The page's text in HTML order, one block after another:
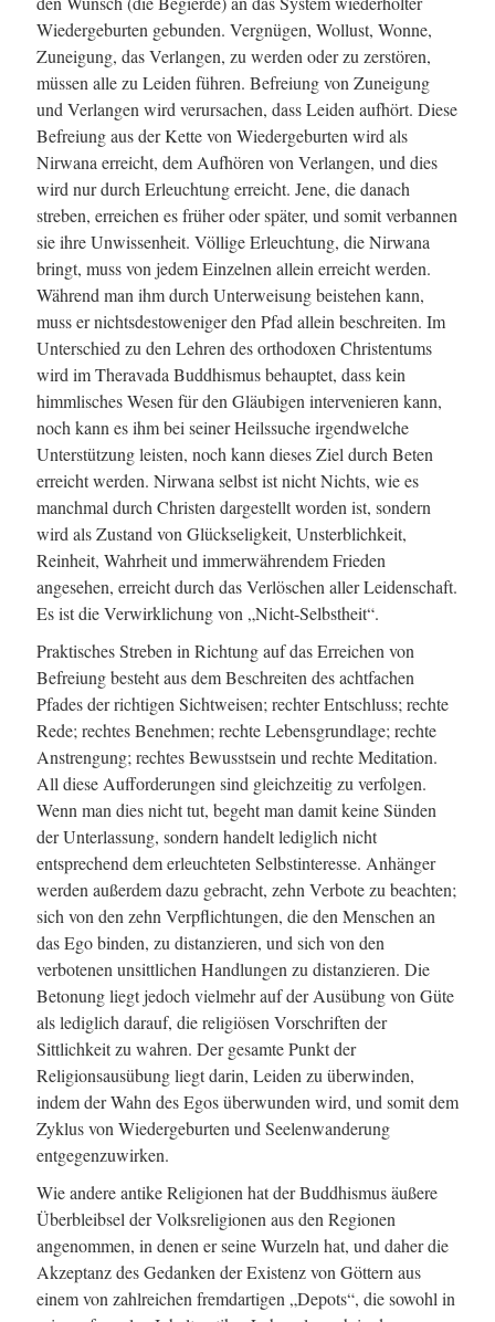
Wiedergeburten gebunden. Vergnügen, Wollust, Wonne,
Zuneigung, das Verlangen, zu werden oder zu zerstören,
müssen alle zu Leiden führen. Befreiung von Zuneigung
und Verlangen wird verursachen, dass Leiden aufhört. Diese
Befreiung aus der Kette von Wiedergeburten wird als
Nirwana erreicht, dem Aufhören von Verlangen, und dies
wird nur durch Erleuchtung erreicht. Jene, die danach
streben, erreichen es früher oder später, und somit verbannen
sie ihre Unwissenheit. Völlige Erleuchtung, die Nirwana
bringt, muss von jedem Einzelnen allein erreicht werden.
Während man ihm durch Unterweisung beistehen kann,
muss er nichtsdestoweniger den Pfad allein beschreiten. Im
Unterschied zu den Lehren des orthodoxen Christentums
wird im Theravada Buddhismus behauptet, dass kein
himmlisches Wesen für den Gläubigen intervenieren kann,
noch kann es ihm bei seiner Heilssuche irgendwelche
Unterstützung leisten, noch kann dieses Ziel durch Beten
erreicht werden. Nirwana selbst ist nicht Nichts, wie es
manchmal durch Christen dargestellt worden ist, sondern
wird als Zustand von Glückseligkeit, Unsterblichkeit,
Reinheit, Wahrheit und immerwährendem Frieden
angesehen, erreicht durch das Verlöschen aller Leidenschaft.
Es ist die Verwirklichung von „Nicht-Selbstheit“.
Praktisches Streben in Richtung auf das Erreichen von
Befreiung besteht aus dem Beschreiten des achtfachen
Pfades der richtigen Sichtweisen; rechter Entschluss; rechte
Rede; rechtes Benehmen; rechte Lebensgrundlage; rechte
Anstrengung; rechtes Bewusstsein und rechte Meditation.
All diese Aufforderungen sind gleichzeitig zu verfolgen.
Wenn man dies nicht tut, begeht man damit keine Sünden
der Unterlassung, sondern handelt lediglich nicht
entsprechend dem erleuchteten Selbstinteresse. Anhänger
werden außerdem dazu gebracht, zehn Verbote zu beachten;
sich von den zehn Verpflichtungen, die den Menschen an
das Ego binden, zu distanzieren, und sich von den
verbotenen unsittlichen Handlungen zu distanzieren. Die
Betonung liegt jedoch vielmehr auf der Ausübung von Güte
als lediglich darauf, die religiösen Vorschriften der
Sittlichkeit zu wahren. Der gesamte Punkt der
Religionsausübung liegt darin, Leiden zu überwinden,
indem der Wahn des Egos überwunden wird, und somit dem
Zyklus von Wiedergeburten und Seelenwanderung
entgegenzuwirken.
Wie andere antike Religionen hat der Buddhismus äußere
Überbleibsel der Volksreligionen aus den Regionen
angenommen, in denen er seine Wurzeln hat, und daher die
Akzeptanz des Gedanken der Existenz von Göttern aus
einem von zahlreichen fremdartigen „Depots“, die sowohl in